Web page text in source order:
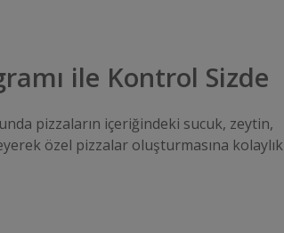
ile Kontrol Sizde
pizzaların içeriğindeki sucuk, zeytin,
özel pizzalar oluşturmasına kolaylık